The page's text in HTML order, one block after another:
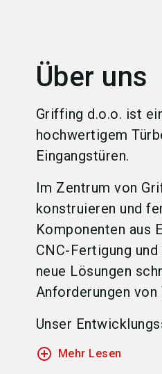
Über uns
Griffing d.o.o. ist
hochwertigem
Eingangstüren.
Im Zentrum von
konstruieren und
Komponenten aus
CNC-Fertigung
neue Lösungen
Anforderungen von
Unser
add_circle_outline Mehr Lesen